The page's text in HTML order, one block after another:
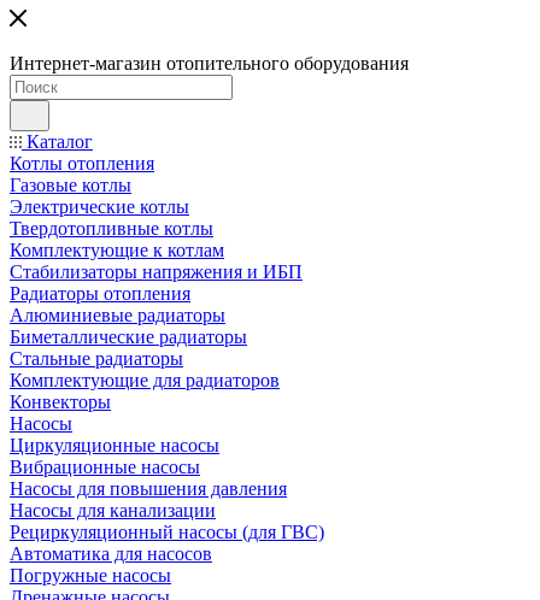
Интернет-магазин отопительного оборудования
Каталог
Котлы отопления
Газовые котлы
Электрические котлы
Твердотопливные котлы
Комплектующие к котлам
Стабилизаторы напряжения и ИБП
Радиаторы отопления
Алюминиевые радиаторы
Биметаллические радиаторы
Стальные радиаторы
Комплектующие для радиаторов
Конвекторы
Насосы
Циркуляционные насосы
Вибрационные насосы
Насосы для повышения давления
Насосы для канализации
Рециркуляционный насосы (для ГВС)
Автоматика для насосов
Погружные насосы